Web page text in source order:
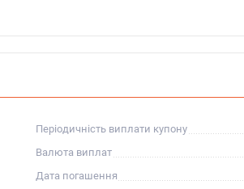
Періодичність виплати купону
Валюта виплат
Дата погашення